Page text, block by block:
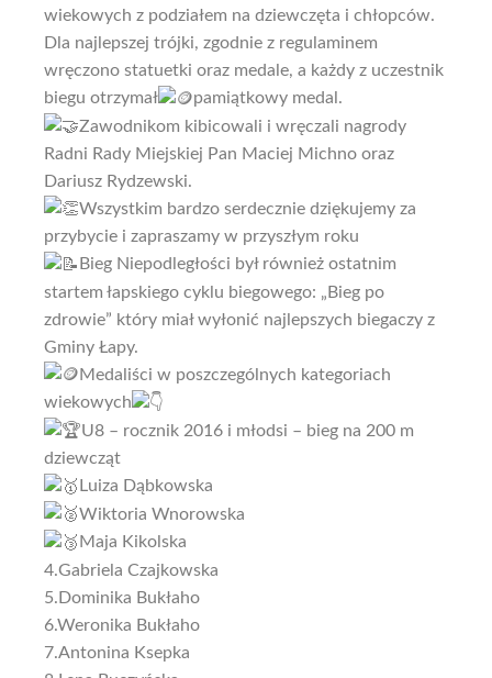
wiekowych z podziałem na dziewczęta i chłopców.
Dla najlepszej trójki, zgodnie z regulaminem
wręczono statuetki oraz medale, a każdy z uczestnik
biegu otrzymał
pamiątkowy medal.
Zawodnikom kibicowali i wręczali nagrody
Radni Rady Miejskiej Pan Maciej Michno oraz
Dariusz Rydzewski.
Wszystkim bardzo serdecznie dziękujemy za
przybycie i zapraszamy w przyszłym roku
Bieg Niepodległości był również ostatnim
startem łapskiego cyklu biegowego: „Bieg po
zdrowie” który miał wyłonić najlepszych biegaczy z
Gminy Łapy.
Medaliści w poszczególnych kategoriach
wiekowych
U8 – rocznik 2016 i młodsi – bieg na 200 m
dziewcząt
Luiza Dąbkowska
Wiktoria Wnorowska
Maja Kikolska
4.Gabriela Czajkowska
5.Dominika Bukłaho
6.Weronika Bukłaho
7.Antonina Ksepka